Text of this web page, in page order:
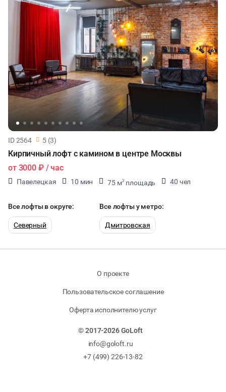
ID 2564 5 (3)
Кирпичный лофт с камином в центре Москвы
от 3000 ₽/ час
Павелецкая 10 мин 75 м2 площадь
40 чел
Все лофты в округе:
Северный
Все лофты у метро:
Дмитровская
О проекте
Пользовательское соглашение
Оферта исполнителю услуг
© 2017-2026 GoLoft
info@goloft.ru
+7 (499) 226-13-82